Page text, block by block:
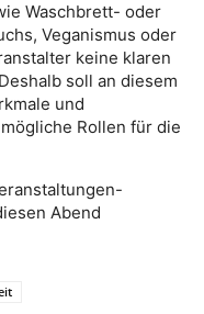
Waschbrett- oder
Veganismus oder
keine klaren
soll an diesem
und
Rollen für die
Abend